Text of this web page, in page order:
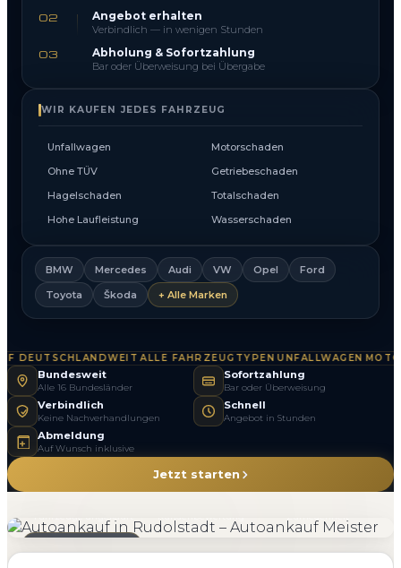
02 Angebot erhalten
Verbindlich — in wenigen Stunden
03 Abholung & Sofortzahlung
Bar oder Überweisung bei Übergabe
WIR KAUFEN JEDES FAHRZEUG
Unfallwagen
Motorschaden
Ohne TÜV
Getriebeschaden
Hagelschaden
Totalschaden
Hohe Laufleistung
Wasserschaden
BMW Mercedes Audi VW Opel
Ford
Toyota
Škoda + Alle Marken
DEUTSCHLANDWEITALLE FAHRZEUGTYPEN·UNFALLWAGEN·
Bundesweit
Alle 16 Bundesländer
Sofortzahlung
Bar oder Überweisung
Verbindlich
Keine Nachverhandlungen
Schnell
Angebot in Stunden
Abmeldung
Auf Wunsch inklusive
Jetzt starten